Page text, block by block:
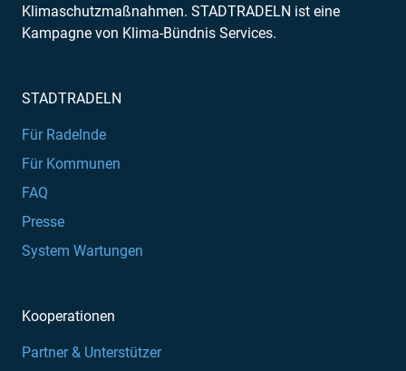
Klimaschutzmaßnahmen. STADTRADELN ist eine
Kampagne von Klima-Bündnis Services.
STADTRADELN
Für Radelnde
Für Kommunen
FAQ
Presse
System Wartungen
Kooperationen
Partner & Unterstützer